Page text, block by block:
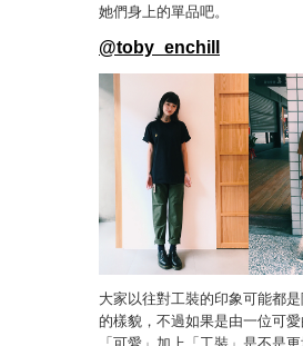
她們身上的單品吧。
@toby_enchill
大家以往對工裝的印象可能都
的樣貌，不過如果是由一位可